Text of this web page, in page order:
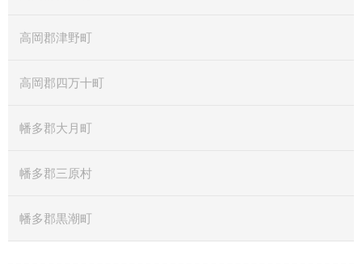
高岡郡津野町
高岡郡四万十町
幡多郡大月町
幡多郡三原村
幡多郡黒潮町